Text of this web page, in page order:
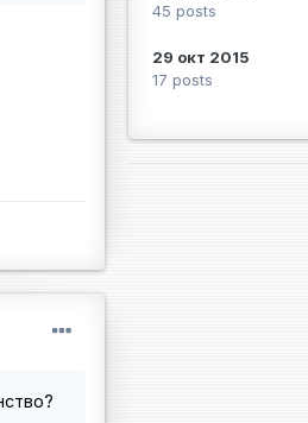
45 posts
29 окт 2015
17 posts